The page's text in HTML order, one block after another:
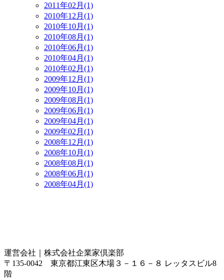
2011年02月(1)
2010年12月(1)
2010年10月(1)
2010年08月(1)
2010年06月(1)
2010年04月(1)
2010年02月(1)
2009年12月(1)
2009年10月(1)
2009年08月(1)
2009年06月(1)
2009年04月(1)
2009年02月(1)
2008年12月(1)
2008年10月(1)
2008年08月(1)
2008年06月(1)
2008年04月(1)
運営会社｜ 株式会社企業家倶楽部
〒135-0042 東京都江東区木場３－１６－８ レッタスビル8
階